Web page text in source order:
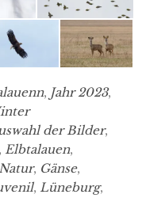
, Jahr 2023,
der Bilder,
Elbtalauen,
, Gänse,
, Lüneburg,